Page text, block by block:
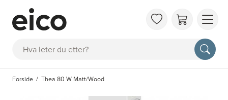
Søk
OM
FAQ
Forside Thea 80 W Matt/Wood